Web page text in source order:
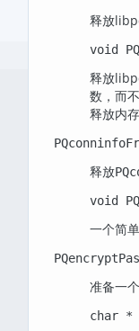
释放
void
释放
数，而
释放内
释放
void
一个简
准备一个
char *